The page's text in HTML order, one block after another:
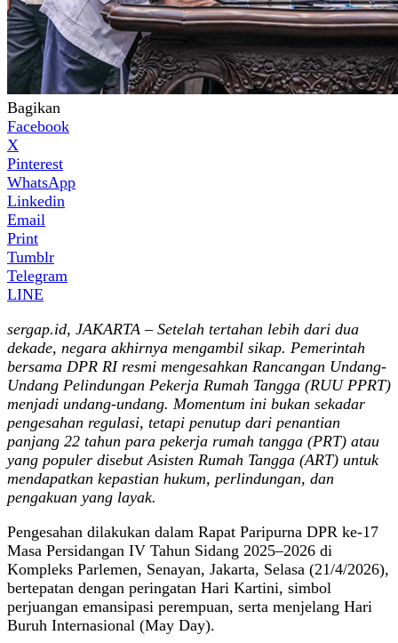
Bagikan
Facebook
X
Pinterest
WhatsApp
Linkedin
Email
Print
Tumblr
Telegram
LINE
sergap.id, JAKARTA – Setelah tertahan lebih dari dua
dekade, negara akhirnya mengambil sikap. Pemerintah
bersama DPR RI resmi mengesahkan Rancangan Undang-
Undang Pelindungan Pekerja Rumah Tangga (RUU PPRT)
menjadi undang-undang. Momentum ini bukan sekadar
pengesahan regulasi, tetapi penutup dari penantian
panjang 22 tahun para pekerja rumah tangga (PRT) atau
yang populer disebut Asisten Rumah Tangga (ART) untuk
mendapatkan kepastian hukum, perlindungan, dan
pengakuan yang layak.
Pengesahan dilakukan dalam Rapat Paripurna DPR ke-17
Masa Persidangan IV Tahun Sidang 2025–2026 di
Kompleks Parlemen, Senayan, Jakarta, Selasa (21/4/2026),
bertepatan dengan peringatan Hari Kartini, simbol
perjuangan emansipasi perempuan, serta menjelang Hari
Buruh Internasional (May Day).